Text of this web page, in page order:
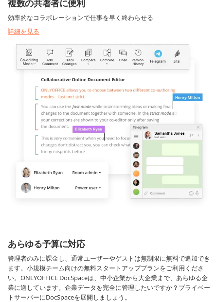
複数の共著者に便利
効率的なコラボレーションで仕事を早く終わらせる
詳細を見る
あらゆる予算に対応
管理者のみに課金し、通常ユーザーやゲストは無制限に無料で追加でき
ます。小規模チーム向けの無料スタートアッププランをご利用くださ
い。ONLYOFFICE DocSpaceは、中小企業から大企業まで、あらゆる企
業に適しています。企業データを完全に管理したいですか？プライベー
トサーバーにDocSpaceを展開しましょう。